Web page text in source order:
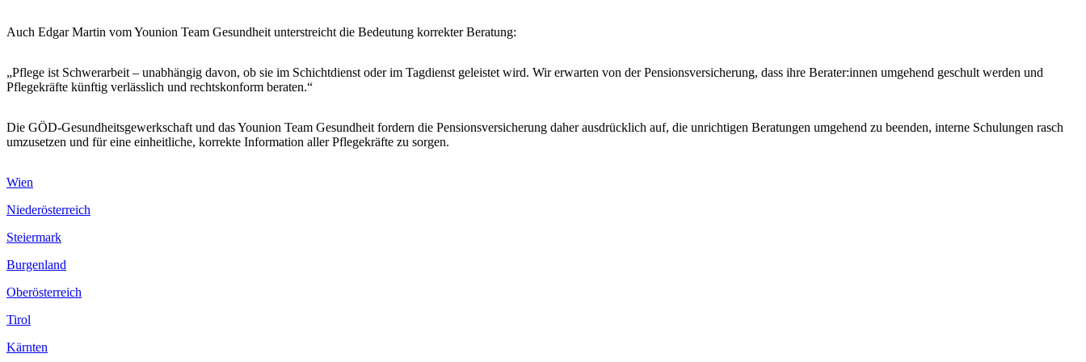
Auch Edgar Martin vom Younion Team Gesundheit unterstreicht die Bedeutung korrekter Beratung:
„Pflege ist Schwerarbeit – unabhängig davon, ob sie im Schichtdienst oder im Tagdienst geleistet wird. Wir erwarten von der Pensionsversicherung, dass ihre Berater:innen umgehend geschult werden und
Pflegekräfte künftig verlässlich und rechtskonform beraten.“
Die GÖD-Gesundheitsgewerkschaft und das Younion Team Gesundheit fordern die Pensionsversicherung daher ausdrücklich auf, die unrichtigen Beratungen umgehend zu beenden, interne Schulungen rasch
umzusetzen und für eine einheitliche, korrekte Information aller Pflegekräfte zu sorgen.
Wien
Niederösterreich
Steiermark
Burgenland
Oberösterreich
Tirol
Kärnten